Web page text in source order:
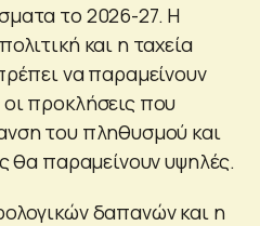
το 2026-27. Η
και η ταχεία
να παραμείνουν
προκλήσεις που
του πληθυσμού και
θα παραμείνουν υψηλές.
δαπανών και η